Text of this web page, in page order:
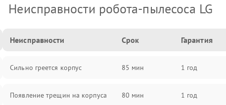
Неисправности робота-пылесоса LG
Неисправности Срок Гарантия
Сильно греется корпус 85 мин 1 год
Появление трещин на корпуса 80 мин 1 год